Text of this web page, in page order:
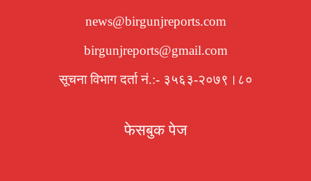
news@birgunjreports.com
birgunjreports@gmail.com
सूचना विभाग दर्ता नं.:- ३५६३-२०७९।८०
फेसबुक पेज